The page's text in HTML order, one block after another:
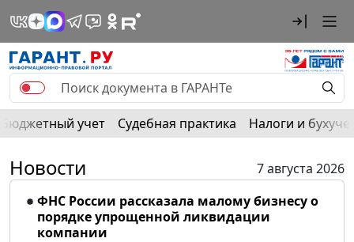
Бюджетный учет Судебная практика Налоги и
Новости
7 августа 2026
ФНС России рассказала малому бизнесу о
порядке упрощенной ликвидации
компании